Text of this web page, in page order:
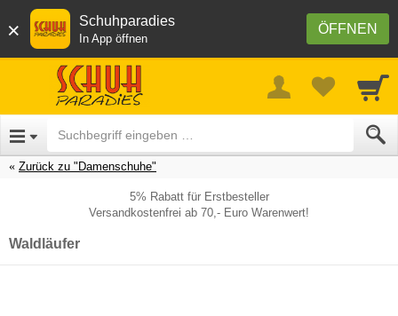
× ÖFFNEN
Schuhparadies
In App öffnen
Zurück zu "Damenschuhe"
5% Rabatt für Erstbesteller
Versandkostenfrei ab 70,- Euro Warenwert!
Waldläufer